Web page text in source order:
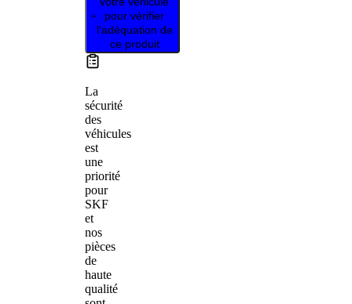
pour vérifier
l’adéquation de
ce produit
La
sécurité
des
véhicules
est
une
priorité
pour
SKF
et
nos
pièces
de
haute
qualité